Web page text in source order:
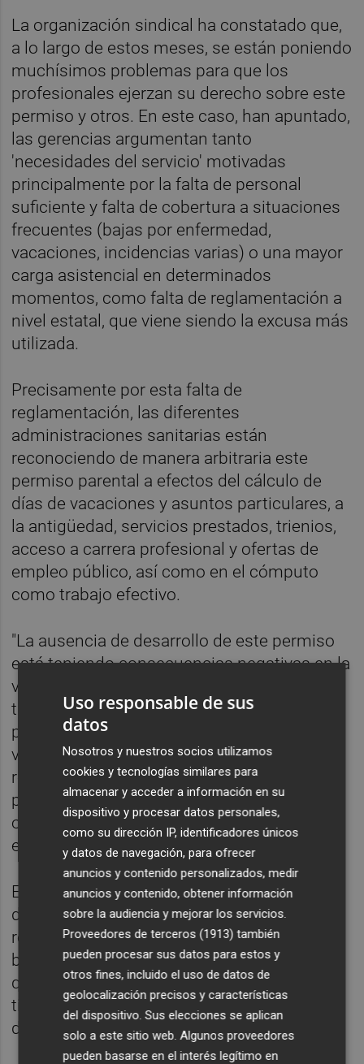
La organización sindical ha constatado que,
a lo largo de estos meses, se están poniendo
muchísimos problemas para que los
profesionales ejerzan su derecho sobre este
permiso y otros. En este caso, han apuntado,
las gerencias argumentan tanto
'necesidades del servicio' motivadas
principalmente por la falta de personal
suficiente y falta de cobertura a situaciones
frecuentes (bajas por enfermedad,
vacaciones, incidencias varias) o una mayor
carga asistencial en determinados
momentos, como falta de reglamentación a
nivel estatal, que viene siendo la excusa más
utilizada.
Precisamente por esta falta de
reglamentación, las diferentes
administraciones sanitarias están
reconociendo de manera arbitraria este
permiso parental a efectos del cálculo de
días de vacaciones y asuntos particulares, a
la antigüedad, servicios prestados, trienios,
acceso a carrera profesional y ofertas de
empleo público, así como en el cómputo
como trabajo efectivo.
"La ausencia de desarrollo de este permiso
está teniendo consecuencias negativas en la
vida profesional de las personas
trabajadoras y está ocasionando que un
permiso que fomenta la conciliación de la
vida personal, familiar y laboral, tenga
repercusiones muy diferentes según se
presten servicios en una Administración u
otra, dependiendo de la arbitrariedad de la
empleadora que se trate", han concluido.
El Sindicato ha subrayado además que,
dentro del ámbito sanitario, y en lo que
respecta a enfermeras y fisioterapeutas, las
barreras a la conciliación son continuas, lo
que imposibilita la gestión adecuada del
tiempo que los profesionales pueden
dedicar a su vida familiar y personal.
Uso responsable de sus
datos
Nosotros y nuestros socios utilizamos
cookies y tecnologías similares para
almacenar y acceder a información en su
dispositivo y procesar datos personales,
como su dirección IP, identificadores únicos
y datos de navegación, para ofrecer
anuncios y contenido personalizados, medir
anuncios y contenido, obtener información
sobre la audiencia y mejorar los servicios.
Proveedores de terceros (1913) también
pueden procesar sus datos para estos y
otros fines, incluido el uso de datos de
geolocalización precisos y características
del dispositivo. Sus elecciones se aplican
solo a este sitio web. Algunos proveedores
pueden basarse en el interés legítimo en